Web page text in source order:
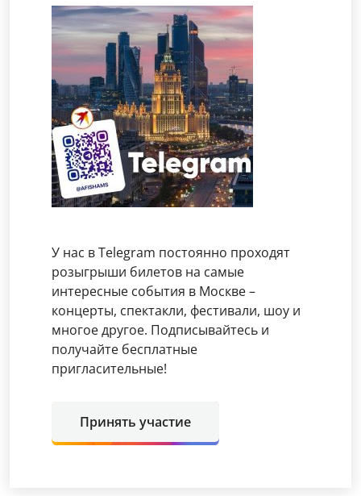
У нас в Telegram постоянно проходят
розыгрыши билетов на самые
интересные события в Москве –
концерты, спектакли, фестивали, шоу и
многое другое. Подписывайтесь и
получайте бесплатные
пригласительные!
Принять участие